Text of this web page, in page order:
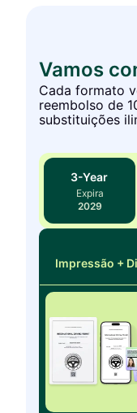
Vamos
Cada formato
reembolso de
substituições
3-Year
Expira
2029
Impressão +